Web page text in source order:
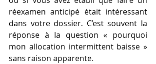
réexamen anticipé était intéressant
dans votre dossier. C’est souvent la
réponse à la question « pourquoi
mon allocation intermittent baisse »
sans raison apparente.